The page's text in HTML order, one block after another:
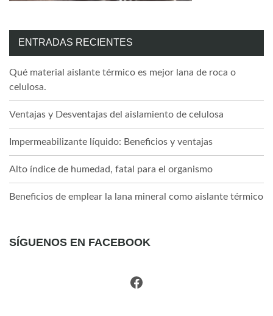
ENTRADAS RECIENTES
Qué material aislante térmico es mejor lana de roca o
celulosa.
Ventajas y Desventajas del aislamiento de celulosa
Impermeabilizante líquido: Beneficios y ventajas
Alto índice de humedad, fatal para el organismo
Beneficios de emplear la lana mineral como aislante térmico
SÍGUENOS EN FACEBOOK
Facebook